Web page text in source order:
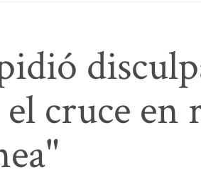
cruce en